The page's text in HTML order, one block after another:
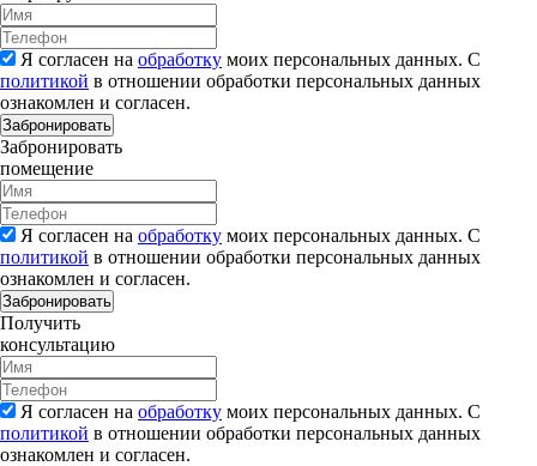
Я согласен на обработку моих персональных данных. С
политикой в отношении обработки персональных данных
ознакомлен и согласен.
Забронировать
Забронировать
помещение
Я согласен на обработку моих персональных данных. С
политикой в отношении обработки персональных данных
ознакомлен и согласен.
Забронировать
Получить
консультацию
Я согласен на обработку моих персональных данных. С
политикой в отношении обработки персональных данных
ознакомлен и согласен.